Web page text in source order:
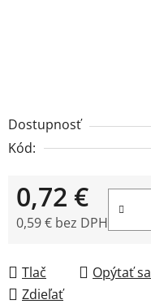
Dostupnosť
Kód:
0,72 €
0,59 € bez DPH
Tlač Opýtať sa
Zdieľať